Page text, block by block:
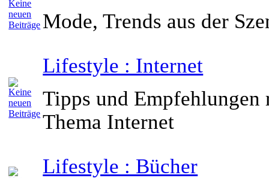
Mode, Trends aus der
Lifestyle : Internet
Tipps und Empfehlungen
Thema Internet
Lifestyle : Bücher